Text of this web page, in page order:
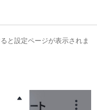
と設定ページが表示されま